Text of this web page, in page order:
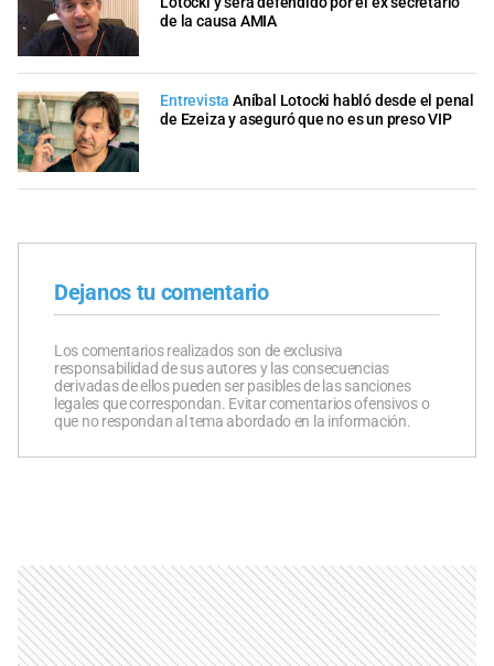
de la causa AMIA
Entrevista Aníbal Lotocki habló desde el penal
de Ezeiza y aseguró que no es un preso VIP
Dejanos tu comentario
Los comentarios realizados son de exclusiva
responsabilidad de sus autores y las consecuencias
derivadas de ellos pueden ser pasibles de las sanciones
legales que correspondan. Evitar comentarios ofensivos o
que no respondan al tema abordado en la información.